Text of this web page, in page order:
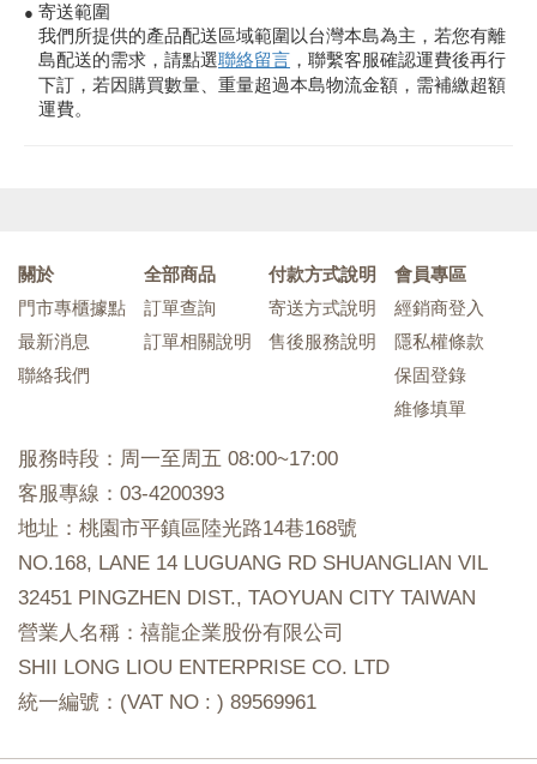
● 寄送範圍
我們所提供的產品配送區域範圍以台灣本島為主，若您有離
島配送的需求，請點選聯絡留言 ，聯繫客服確認運費後再行
下訂，若因購買數量、重量超過本島物流金額，需補繳超額
運費。
關於
門市專櫃據點
最新消息
聯絡我們
全部商品
訂單查詢
訂單相關說明
付款方式說明
寄送方式說明
售後服務說明
會員專區
經銷商登入
隱私權條款
保固登錄
維修填單
服務時段：周一至周五 08:00~17:00
客服專線：03-4200393
地址：桃園市平鎮區陸光路14巷168號
NO.168, LANE 14 LUGUANG RD SHUANGLIAN VIL
32451 PINGZHEN DIST., TAOYUAN CITY TAIWAN
營業人名稱：禧龍企業股份有限公司
SHII LONG LIOU ENTERPRISE CO. LTD
統一編號：(VAT NO : ) 89569961